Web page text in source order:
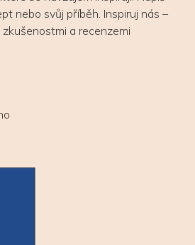
nebo svůj příběh. Inspiruj nás –
a recenzemi